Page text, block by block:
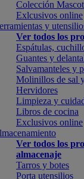
Colección
Exlcusivos online
y
Ver todos los
Espátulas,
Guantes y
Salvamanteles y
Molinillos de sal
Hervidores
Limpieza y
Libros de cocina
Exclusivos online
Ver todos los
almacenaje
Tarros y botes
Porta utensilios